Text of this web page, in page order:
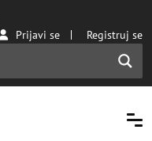
Prijavi se
Registruj se